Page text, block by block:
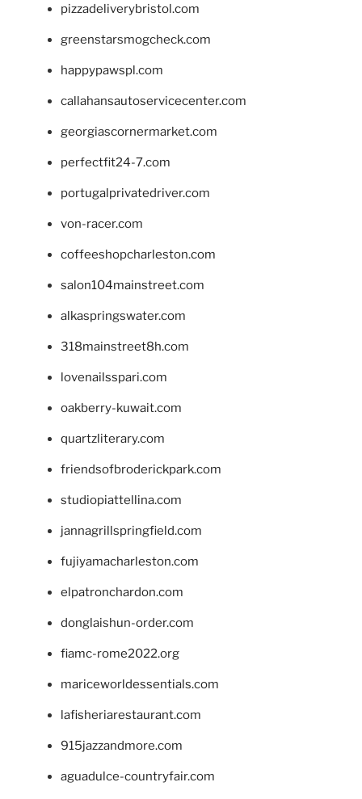
pizzadeliverybristol.com
greenstarsmogcheck.com
happypawspl.com
callahansautoservicecenter.com
georgiascornermarket.com
perfectfit24-7.com
portugalprivatedriver.com
von-racer.com
coffeeshopcharleston.com
salon104mainstreet.com
alkaspringswater.com
318mainstreet8h.com
lovenailsspari.com
oakberry-kuwait.com
quartzliterary.com
friendsofbroderickpark.com
studiopiattellina.com
jannagrillspringfield.com
fujiyamacharleston.com
elpatronchardon.com
donglaishun-order.com
fiamc-rome2022.org
mariceworldessentials.com
lafisheriarestaurant.com
915jazzandmore.com
aguadulce-countryfair.com